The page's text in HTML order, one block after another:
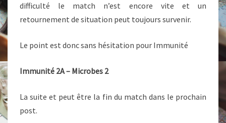
difficulté le match n’est encore vite et un
retournement de situation peut toujours survenir.
Le point est donc sans hésitation pour Immunité
Immunité 2A – Microbes 2
La suite et peut être la fin du match dans le prochain
post.